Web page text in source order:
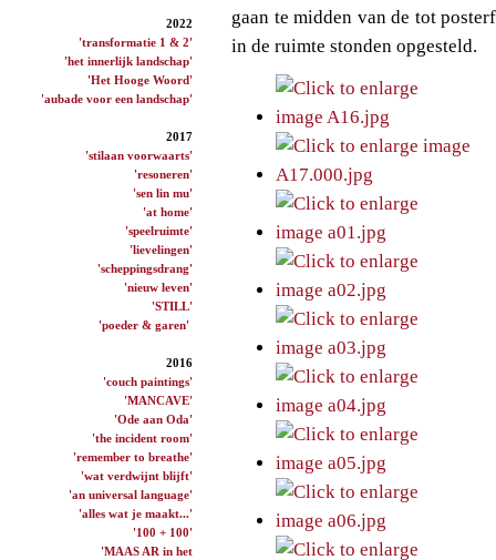
2022
'transformatie 1 & 2'
'het innerlijk landschap'
'Het Hooge Woord'
'aubade voor een landschap'
2017
'stilaan voorwaarts'
'resoneren'
'sen lin mu'
'at home'
'speelruimte'
'lievelingen'
'scheppingsdrang'
'nieuw leven'
'STILL'
'poeder & garen'
2016
'couch paintings'
'MANCAVE'
'Ode aan Oda'
'the incident room'
'remember to breathe'
'wat verdwijnt blijft'
'an universal language'
'alles wat je maakt...'
'100 + 100'
'MAAS AR in het
gaan te midden van de tot
in de ruimte stonden opgesteld.